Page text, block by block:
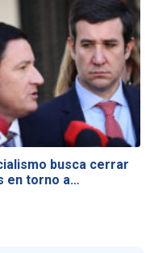
busca cerrar
en torno a…